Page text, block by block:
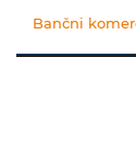
Bančni